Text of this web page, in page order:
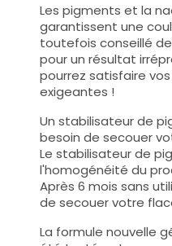
Les pigments et la
garantissent une
toutefois conseillé
pour un résultat
pourrez satisfaire
exigeantes !
Un stabilisateur de
besoin de secouer
Le stabilisateur de
l'homogénéité du
Après 6 mois sans
de secouer votre
La formule nouvelle